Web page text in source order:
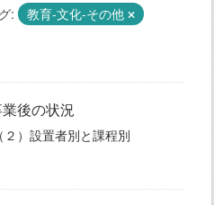
:
教育-文化-その他
後の状況
２）設置者別と課程別